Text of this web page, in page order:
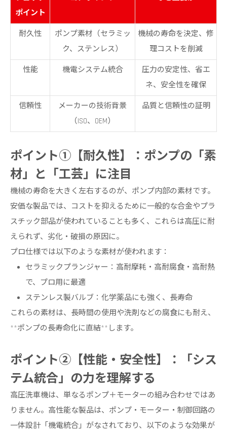
ポイント
耐久性
ポンプ素材（セラミッ
ク、ステンレス）
機械の寿命を決定、修
理コストを削減
性能 機電システム統合
圧力の安定性、省エ
ネ、安全性を確保
信頼性
メーカーの技術背景
（ISO、OEM）
品質と信頼性の証明
ポイント①【耐久性】：ポンプの「素
材」と「工芸」に注目
機械の寿命を大きく左右するのが、ポンプ内部の素材です。
安価な製品では、コストを抑えるために一般的な合金やプラ
スチック部品が使われていることも多く、これらは高圧に耐
えられず、劣化・破損の原因に。
プロ仕様では以下のような素材が使われます：
セラミックプランジャー：高耐摩耗・高耐腐食・高耐熱
で、プロ用に最適
ステンレス製バルブ：化学薬品にも強く、長寿命
これらの素材は、長時間の使用や洗剤などの腐食にも耐え、
**ポンプの長寿命化に直結**します。
ポイント②【性能・安全性】：「シス
テム統合」の力を理解する
高圧洗車機は、単なるポンプ＋モーターの組み合わせではあ
りません。高性能な製品は、ポンプ・モーター・制御回路の
一体設計「機電統合」がなされており、以下のような効果が